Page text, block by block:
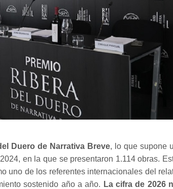
Duero de Narrativa Breve, lo que supone
en la que se presentaron 1.114 obras.
uno de los referentes internacionales del
sostenido año a año. La cifra de 2026